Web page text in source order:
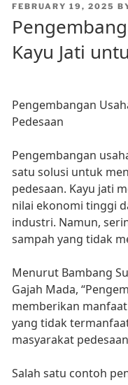
POSTED
FEBRUARY 19, 2025
Kayu Jati
Pengembangan
Pedesaan
Pengembangan
satu solusi untuk
pedesaan. Kayu jati
nilai ekonomi tinggi
industri. Namun,
sampah yang tidak
Menurut Bambang
Gajah Mada,
memberikan
yang tidak
masyarakat
Salah satu contoh